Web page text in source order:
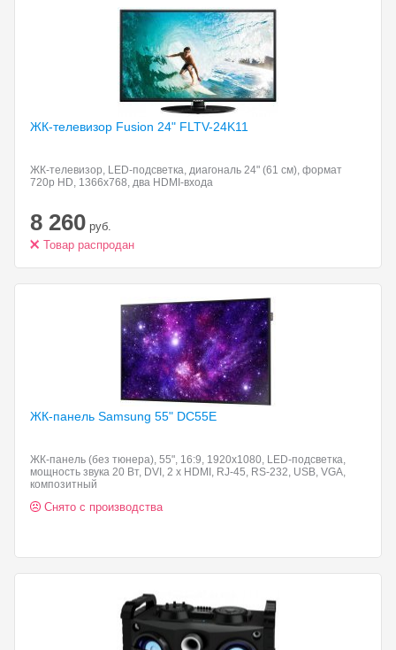
ЖК-телевизор Fusion 24" FLTV-24K11
ЖК-телевизор, LED-подсветка, диагональ 24" (61 см), формат
720p HD, 1366x768, два HDMI-входа
8 260 руб.
Товар распродан
ЖК-панель Samsung 55" DC55E
ЖК-панель (без тюнера), 55", 16:9, 1920x1080, LED-подсветка,
мощность звука 20 Вт, DVI, 2 x HDMI, RJ-45, RS-232, USB, VGA,
композитный
Снято с производства